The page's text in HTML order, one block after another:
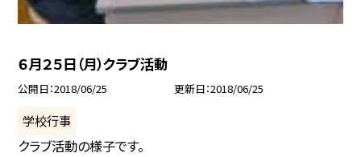
６月２５日（月）クラブ活動
公開日 2018/06/25 更新日 2018/06/25
学校行事
クラブ活動の様子です。